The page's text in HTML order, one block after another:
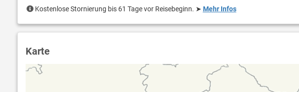
Kostenlose Stornierung bis 61 Tage vor Reisebeginn. ➤ Mehr Infos
Karte